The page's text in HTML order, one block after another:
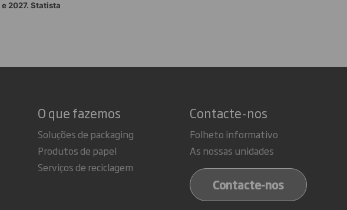
2027. Statista
O que fazemos
Soluções de packaging
Produtos de papel
Serviços de reciclagem
Contacte-nos
Folheto informativo
As nossas unidades
Contacte-nos